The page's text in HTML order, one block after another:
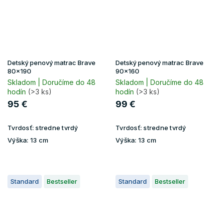
Detský penový matrac Brave
80x190
Skladom | Doručíme do 48
hodín (>3 ks)
95 €
Tvrdosť: stredne tvrdý
Výška: 13 cm
Detský penový matrac Brave
90x160
Skladom | Doručíme do 48
hodín (>3 ks)
99 €
Tvrdosť: stredne tvrdý
Výška: 13 cm
Standard Bestseller Standard Bestseller